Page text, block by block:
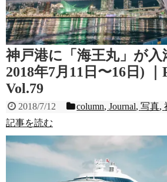
神戸港に「海王丸」が入
2018年7月11日〜16日)
Vol.79
2018/7/12 column,Journal,写真,
記事を読む